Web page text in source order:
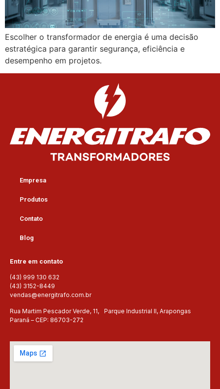
Escolher o transformador de energia é uma decisão
estratégica para garantir segurança, eficiência e
desempenho em projetos.
Empresa
Produtos
Contato
Blog
Entre em contato
(43) 999 130 632
(43) 3152-8449
vendas@energitrafo.com.br
Rua Martim Pescador Verde, 11, Parque Industrial II, Arapongas
Paraná – CEP: 86703-272